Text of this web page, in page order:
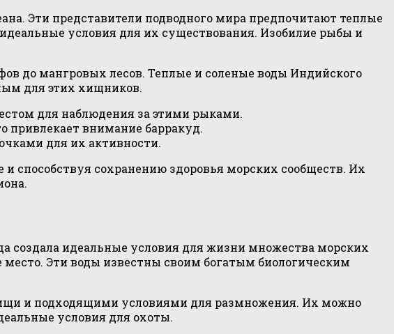
Эти представители подводного мира предпочитают теплые
условия для их существования. Изобилие рыбы и
до мангровых лесов. Теплые и соленые воды Индийского
для этих хищников.
для наблюдения за этими рыками.
привлекает внимание барракуд.
для их активности.
способствуя сохранению здоровья морских сообществ. Их
создала идеальные условия для жизни множества морских
Эти воды известны своим богатым биологическим
и подходящими условиями для размножения. Их можно
условия для охоты.